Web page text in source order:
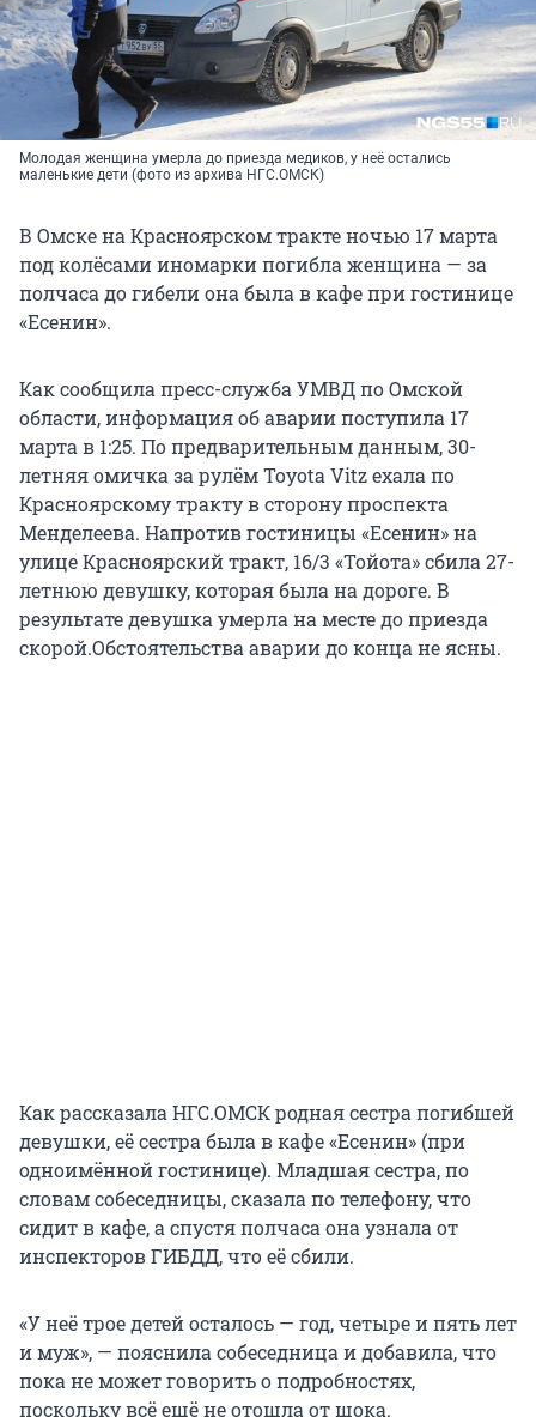
Молодая женщина умерла до приезда медиков, у неё остались
маленькие дети (фото из архива НГС.ОМСК)
В Омске на Красноярском тракте ночью 17 марта
под колёсами иномарки погибла женщина — за
полчаса до гибели она была в кафе при гостинице
«Есенин».
Как сообщила пресс-служба УМВД по Омской
области, информация об аварии поступила 17
марта в 1:25. По предварительным данным, 30-
летняя омичка за рулём Toyota Vitz ехала по
Красноярскому тракту в сторону проспекта
Менделеева. Напротив гостиницы «Есенин» на
улице Красноярский тракт, 16/3 «Тойота» сбила 27-
летнюю девушку, которая была на дороге. В
результате девушка умерла на месте до приезда
скорой.Обстоятельства аварии до конца не ясны.
Как рассказала НГС.ОМСК родная сестра погибшей
девушки, её сестра была в кафе «Есенин» (при
одноимённой гостинице). Младшая сестра, по
словам собеседницы, сказала по телефону, что
сидит в кафе, а спустя полчаса она узнала от
инспекторов ГИБДД, что её сбили.
«У неё трое детей осталось — год, четыре и пять лет
и муж», — пояснила собеседница и добавила, что
пока не может говорить о подробностях,
поскольку всё ещё не отошла от шока.